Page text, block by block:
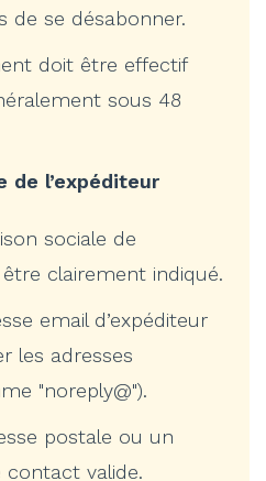
de se désabonner.
doit être effectif
sous 48
de l’expéditeur
sociale de
être clairement indiqué.
email d’expéditeur
les adresses
"noreply@").
postale ou un
valide.